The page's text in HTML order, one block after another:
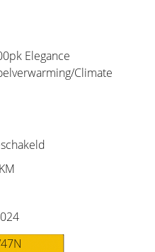
Elegance
Climate